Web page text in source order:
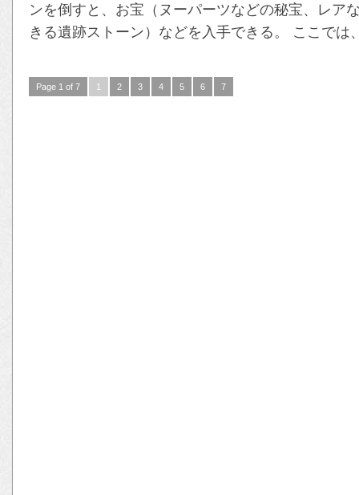
ンを倒すと、お宝（ヌーパーツなどの秘宝、レア
きる遺跡ストーン）などを入手できる。 ここでは
Page 1 of 7 1 2 3 4 5 6 7